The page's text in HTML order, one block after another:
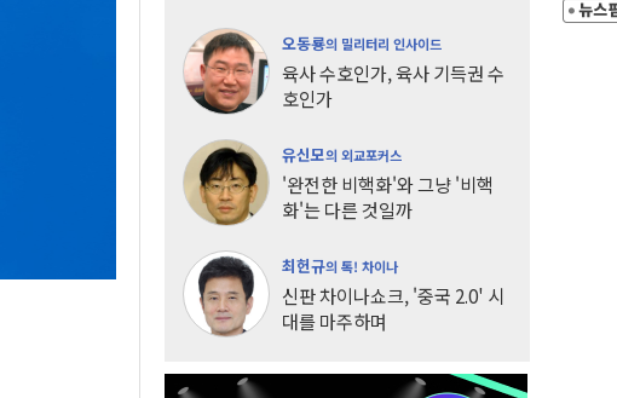
오동룡의 밀리터리 인사이드
육사 수호인가, 육사 기득권 수
호인가
유신모의 외교포커스
'완전한 비핵화'와 그냥 '비핵
화'는 다른 것일까
최헌규의 톡! 차이나
신판 차이나쇼크, '중국 2.0' 시
대를 마주하며